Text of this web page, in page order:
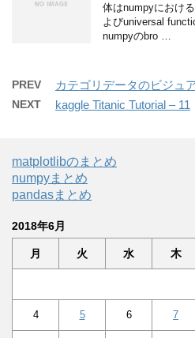
体はnumpyにおけ
よびuniversal
numpyのbro …
PREV カテゴリデータのビジュ
NEXT kaggle Titanic Tutorial – 11
matplotlibのまとめ
numpyまとめ
pandasまとめ
2018年6月
月 火 水 木
4 5 6 7